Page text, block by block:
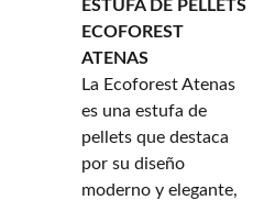
ESTUFA DE PELLETS
ECOFOREST
ATENAS
La Ecoforest Atenas
es una estufa de
pellets que destaca
por su diseño
moderno y elegante,